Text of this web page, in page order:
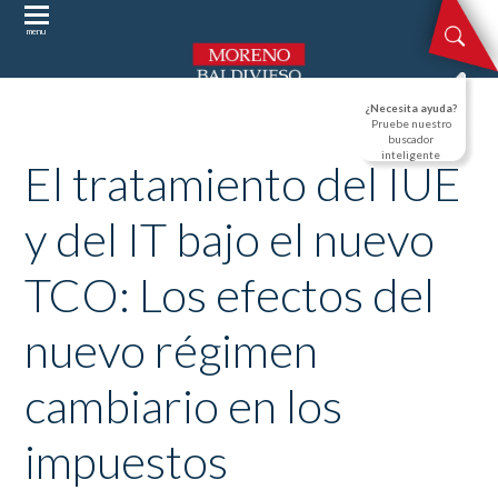
menu
¿Necesita ayuda?
Pruebe nuestro
buscador
inteligente
El tratamiento del IUE
y del IT bajo el nuevo
TCO: Los efectos del
nuevo régimen
cambiario en los
impuestos